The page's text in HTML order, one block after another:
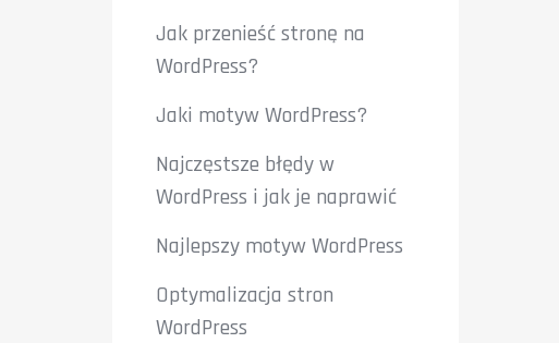
Jak przenieść stronę na
WordPress?
Jaki motyw WordPress?
Najczęstsze błędy w
WordPress i jak je naprawić
Najlepszy motyw WordPress
Optymalizacja stron
WordPress